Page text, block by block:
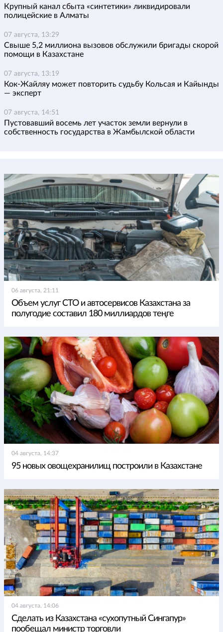
Крупный канал сбыта «синтетики» ликвидировали
полицейские в Алматы
07 августа, 13:29
Свыше 5,2 миллиона вызовов обслужили бригады скорой
помощи в Казахстане
07 августа, 13:19
Кок-Жайляу может повторить судьбу Кольсая и Кайынды
— эксперт
07 августа, 14:51
Пустовавший восемь лет участок земли вернули в
собственность государства в Жамбылской области
06 августа, 21:11
Объем услуг СТО и автосервисов Казахстана за
полугодие составил 180 миллиардов теңге
04 августа, 14:37
95 новых овощехранилищ построили в Казахстане
04 августа, 14:06
Сделать из Казахстана «сухопутный Сингапур»
пообещал министр торговли